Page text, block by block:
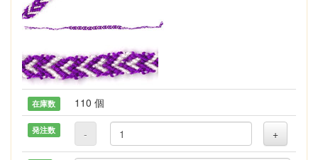
在庫数 110 個
発注数 - +